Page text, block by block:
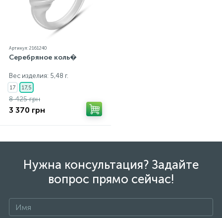
Артикул: 2161240
Серебряное коль�
Вес изделия: 5,48 г.
17 17,5
8 425 грн
3 370 грн
Нужна консультация? Задайте
вопрос прямо сейчас!